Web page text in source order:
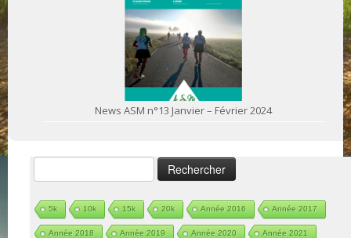
News ASM n°13 Janvier – Février 2024
Rechercher :
5k 10k 15k 20k Année 2016 Année 2017
Année 2018 Année 2019 Année 2020 Année 2021